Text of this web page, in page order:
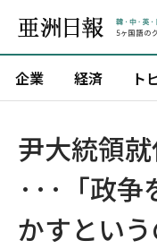
企業 経済 ト
尹大統領
···「政争
かすという